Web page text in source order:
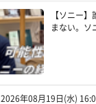
【ソニー
まない。ソ
2026年08月19日(水)